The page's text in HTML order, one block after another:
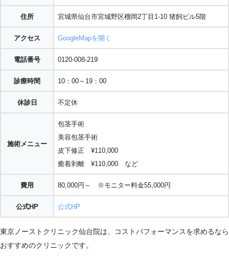
住所 宮城県仙台市宮城野区榴岡2丁目1-10 猪飼ビル5階
アクセス GoogleMapを開く
電話番号 0120-008-219
診療時間 10：00～19：00
休診日 不定休
施術メニュー
包茎手術
美容包茎手術
皮下修正 ¥110,000
癒着剥離 ¥110,000 など
費用 80,000円～ ※モニター料金55,000円
公式HP 公式HP
東京ノーストクリニック仙台院は、コストパフォーマンスを求めるなら
おすすめのクリニックです。